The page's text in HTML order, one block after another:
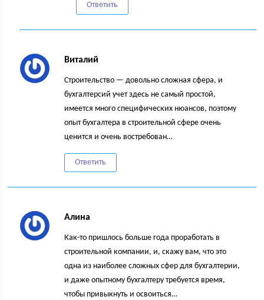
Ответить
Виталий
Строительство — довольно сложная сфера, и
бухгалтерсий учет здесь не самый простой,
имеется много специфических нюансов, поэтому
опыт бухгалтера в строительной сфере очень
ценится и очень востребован…
Ответить
Алина
Как-то пришлось больше года проработать в
строительной компании, и, скажу вам, что это
одна из наиболее сложных сфер для бухгалтерии,
и даже опытному бухгалтеру требуется время,
чтобы привыкнуть и освоиться…